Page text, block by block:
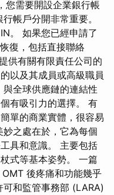
您需要開設企業銀行帳
帳戶分開非常重要。
。 如果您已經申請了
復，包括直接聯絡
供有關有限責任公司的
以及其成員或高級職員
全球供應鏈的連結性
有吸引力的選擇。 有
單的商業實體，很容易
之處在於，它為每個
具和意識。 主要包括
式等基本姿勢。 一篇
後疼痛和功能幾乎
和監管事務部 (LARA)